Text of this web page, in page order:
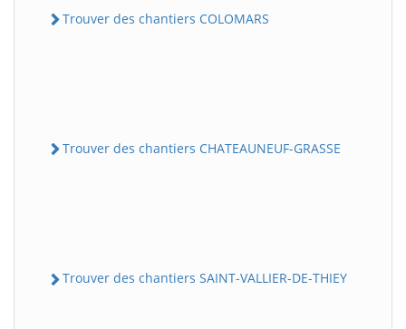
Trouver des chantiers COLOMARS
Trouver des chantiers CHATEAUNEUF-GRASSE
Trouver des chantiers SAINT-VALLIER-DE-THIEY